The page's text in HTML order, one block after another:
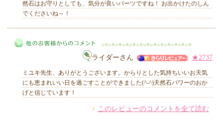
MIYUKI先生からのコメント
然石はお守りとしても、気分が良いパーツですね！ お出かけたのしん
でくださいね～！
他のお客様からのコメント
ライダーさん ★2737
ミユキ先生、ありがとうございます。からりとした気持ちいいお天気
にも恵まれいい日を過ごすことができました(^-^)天然石パワーのおか
げと信じています！
このレビューのコメントを全て読む